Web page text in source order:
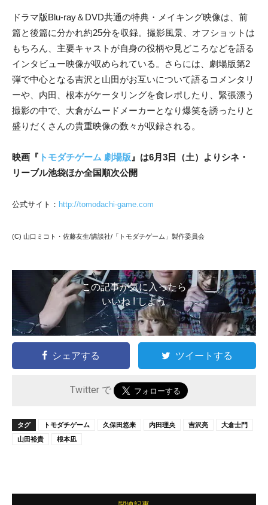
ドラマ版Blu-ray＆DVD共通の特典・ メイキング映像は、前
篇と後篇に分かれ約25分を収録。撮影風景、オフショットは
もちろん、主要キャストが自身の役柄や見どころなどを語る
インタビュー映像が収められている。さらには、劇場版第2
弾で中心となる吉沢と山田がお互いについて語るコメンタリ
ーや、内田、根本がケータリングを食レポしたり、緊張漂う
撮影の中で、大倉がムードメーカーとなり爆笑を誘ったりと
盛りだくさんの貴重映像の数々が収録される。
映画『 トモダチゲーム 劇場版 』は6月3日（土）よりシネ・
リーブル池袋ほか全国順次公開
公式サイト： http://tomodachi-game.com
(C) 山口ミコト・佐藤友生/講談社/「トモダチゲーム」製作委員会
この記事が気に入ったら
いいね ! しよう
シェアする ツイートする
Twitter で
タグ トモダチゲーム 久保田悠来 内田理央 吉沢亮
大倉士門
山田裕貴
根本凪